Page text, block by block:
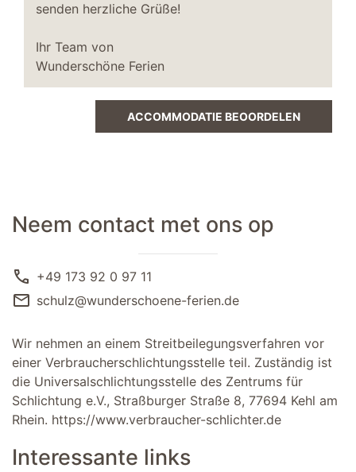
senden herzliche Grüße!
Ihr Team von
Wunderschöne Ferien
ACCOMMODATIE BEOORDELEN
Neem contact met ons op
call +49 173 92 0 97 11
mail schulz@wunderschoene-ferien.de
Wir nehmen an einem Streitbeilegungsverfahren vor
einer Verbraucherschlichtungsstelle teil. Zuständig ist
die Universalschlichtungsstelle des Zentrums für
Schlichtung e.V., Straßburger Straße 8, 77694 Kehl am
Rhein. https://www.verbraucher-schlichter.de
Interessante links